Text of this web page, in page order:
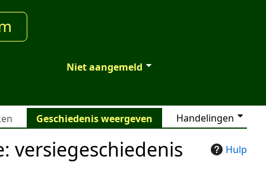
Niet aangemeld
Handelingen
Geschiedenis weergeven
Hulp
versiegeschiedenis